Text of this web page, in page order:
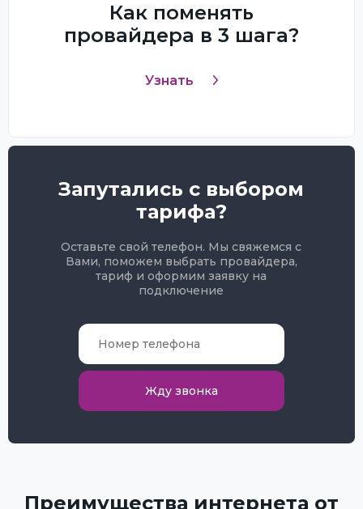
Как поменять
провайдера в 3 шага?
Узнать
Запутались с выбором
тарифа?
Оставьте свой телефон. Мы свяжемся с
Вами, поможем выбрать провайдера,
тариф и оформим заявку на
подключение
Жду звонка
Преимущества интернета от